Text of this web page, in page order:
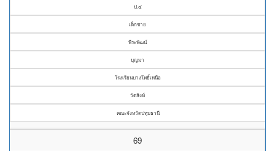
ป.๔
เด็กชาย
พีระพัฒน์
บุญมา
โรงเรียนบางโพธิ์เหนือ
วัดสิงห์
คณะจังหวัดปทุมธานี
69